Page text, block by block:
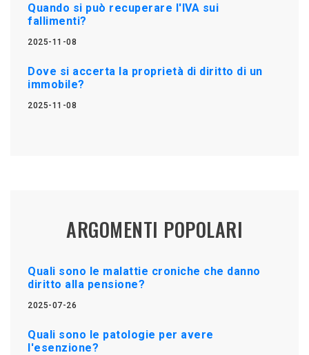
Quando si può recuperare l'IVA sui
fallimenti?
2025-11-08
Dove si accerta la proprietà di diritto di un
immobile?
2025-11-08
ARGOMENTI POPOLARI
Quali sono le malattie croniche che danno
diritto alla pensione?
2025-07-26
Quali sono le patologie per avere
l'esenzione?